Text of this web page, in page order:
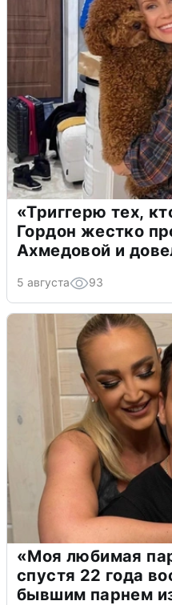
«Триггерю тех,
Гордон жестко
Ахмедовой и
5 августа 93
«Моя любимая
спустя 22 года
бывшим парнем